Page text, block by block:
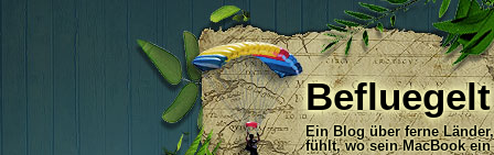
Befluegelt
Ein Blog über ferne
fühlt, wo sein MacBook ein